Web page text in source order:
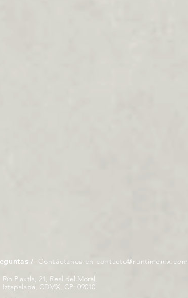
/ Contáctanos en contacto@runtimemx.com
Rio Piaxtla, 21, Real del Moral,
Iztapalapa, CDMX, CP: 09010